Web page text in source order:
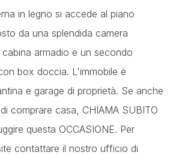
in legno si accede al piano
da una splendida camera
armadio e un secondo
box doccia. L'immobile è
e garage di proprietà. Se anche
comprare casa, CHIAMA SUBITO
questa OCCASIONE. Per
contattare il nostro ufficio di